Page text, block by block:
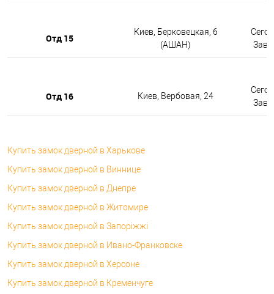
Отд 15
Киев, Берковецкая, 6
(АШАН)
Отд 16 Киев, Вербовая, 24
Купить замок дверной в Харькове
Купить замок дверной в Виннице
Купить замок дверной в Днепре
Купить замок дверной в Житомире
Купить замок дверной в Запоріжжі
Купить замок дверной в Ивано-Франковске
Купить замок дверной в Херсоне
Купить замок дверной в Кременчуге